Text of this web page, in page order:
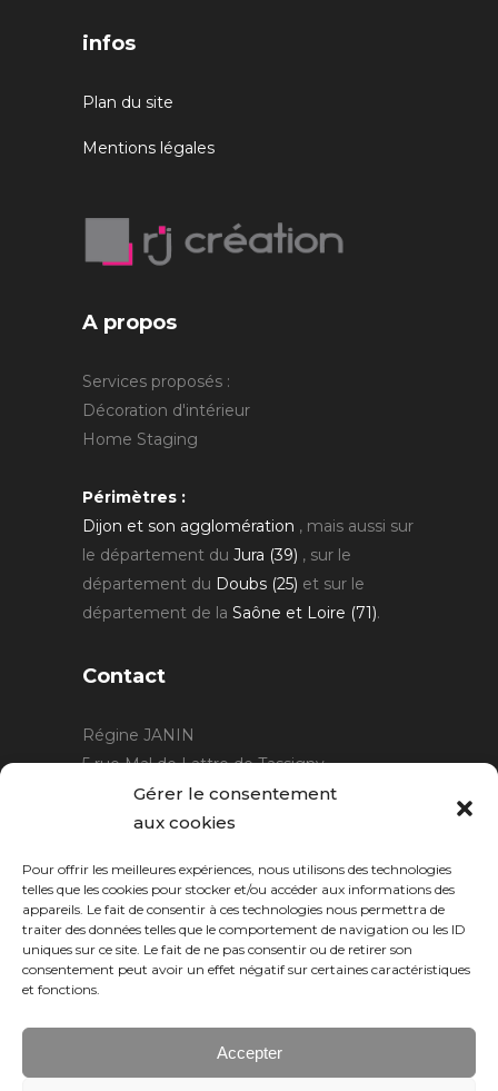
Gérer le consentement
aux cookies
Pour offrir les meilleures expériences, nous utilisons des technologies
telles que les cookies pour stocker et/ou accéder aux informations des
appareils. Le fait de consentir à ces technologies nous permettra de
traiter des données telles que le comportement de navigation ou les ID
uniques sur ce site. Le fait de ne pas consentir ou de retirer son
consentement peut avoir un effet négatif sur certaines caractéristiques
et fonctions.
Accepter
infos
Plan du site
Mentions légales
A propos
Services proposés :
Décoration d'intérieur
Home Staging
Périmètres :
Dijon et son agglomération , mais aussi sur
le département du Jura (39) , sur le
département du Doubs (25) et sur le
département de la Saône et Loire (71).
Contact
Régine JANIN
5 rue Mal de Lattre de Tassigny
21220 Gevrey Chambertin
06 15 15 80 29
Horaires :sur rendez-vous.